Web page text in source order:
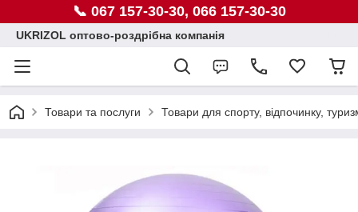
📞 067 157-30-30, 066 157-30-30
UKRIZOL оптово-роздрібна компанія
Товари та послуги Товари для спорту, відпочинку,